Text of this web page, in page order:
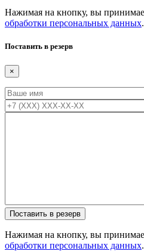
Нажимая на кнопку, вы
обработки персональных данных.
Поставить в резерв
×
Нажимая на кнопку, вы
обработки персональных данных.